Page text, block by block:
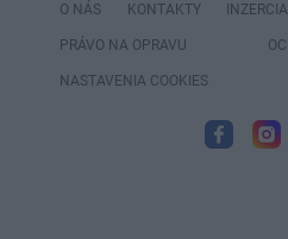
O NÁS KONTAKTY INZERCIA
PRÁVO NA OPRAVU
NASTAVENIA COOKIES